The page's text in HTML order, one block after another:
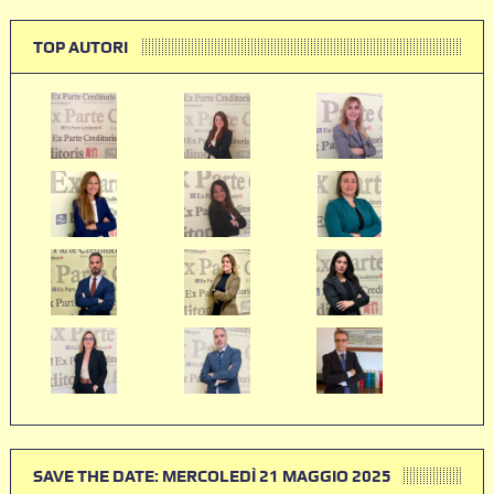
TOP AUTORI
SAVE THE DATE: MERCOLEDÌ 21 MAGGIO 2025